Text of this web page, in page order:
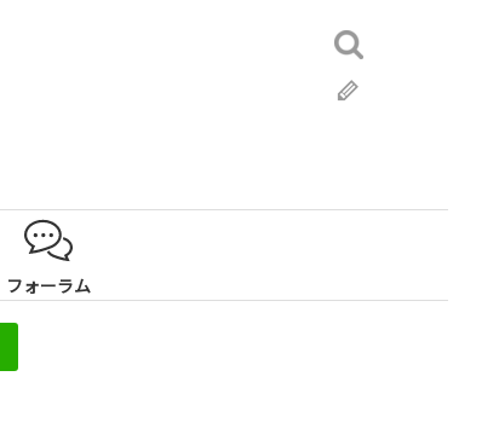
検
索:
フォーラム